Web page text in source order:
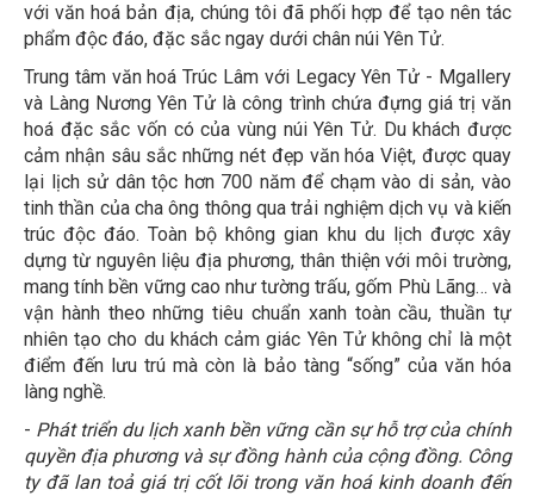
với văn hoá bản địa, chúng tôi đã phối hợp để tạo nên tác
phẩm độc đáo, đặc sắc ngay dưới chân núi Yên Tử.
Trung tâm văn hoá Trúc Lâm với Legacy Yên Tử - Mgallery
và Làng Nương Yên Tử là công trình chứa đựng giá trị văn
hoá đặc sắc vốn có của vùng núi Yên Tử. Du khách được
cảm nhận sâu sắc những nét đẹp văn hóa Việt, được quay
lại lịch sử dân tộc hơn 700 năm để chạm vào di sản, vào
tinh thần của cha ông thông qua trải nghiệm dịch vụ và kiến
trúc độc đáo. Toàn bộ không gian khu du lịch được xây
dựng từ nguyên liệu địa phương, thân thiện với môi trường,
mang tính bền vững cao như tường trấu, gốm Phù Lãng… và
vận hành theo những tiêu chuẩn xanh toàn cầu, thuần tự
nhiên tạo cho du khách cảm giác Yên Tử không chỉ là một
điểm đến lưu trú mà còn là bảo tàng “sống” của văn hóa
làng nghề.
- Phát triển du lịch xanh bền vững cần sự hỗ trợ của chính
quyền địa phương và sự đồng hành của cộng đồng. Công
ty đã lan toả giá trị cốt lõi trong văn hoá kinh doanh đến